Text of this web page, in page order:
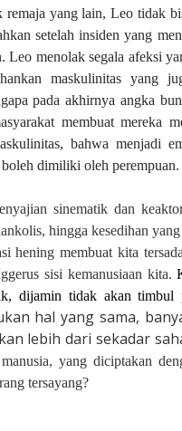
remaja yang lain, Leo tidak
setelah insiden yang
Leo menolak segala afeksi
maskulinitas yang
pada akhirnya angka
membuat mereka
bahwa menjadi
dimiliki oleh perempuan.
sinematik dan
hingga kesedihan
hening membuat kita
sisi kemanusiaan kita.
dijamin tidak akan timbul
hal yang sama,
lebih dari sekadar
yang diciptakan
tersayang?